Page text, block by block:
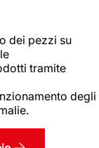
dei pezzi su
tramite
degli